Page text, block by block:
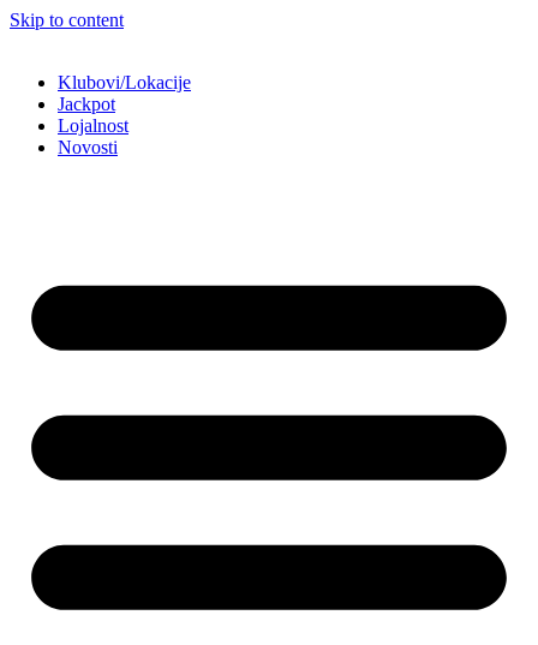
Skip to content
Klubovi/Lokacije
Jackpot
Lojalnost
Novosti